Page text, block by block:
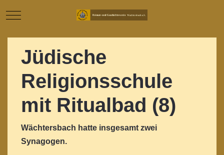
Mobile Menu Toggle
Jüdische
Religionsschule
mit Ritualbad (8)
Wächtersbach hatte insgesamt zwei
Synagogen.